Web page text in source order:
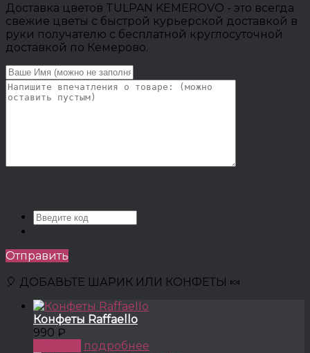
Доставка цветов TULPAN KEMEROVO - это всегда
свежие цветы с быстрой курьерской доставкой в
руки получателю с бесплатной круглосуточной
доставкой по Кемерово.
Отправить
🎈 ДОБАВЬТЕ ШАРИК ИЛИ КОНФЕТЫ 🍬
Конфеты Raffaello
990 ₽
подробнее